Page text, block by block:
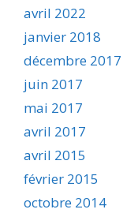
avril 2022
janvier 2018
décembre 2017
juin 2017
mai 2017
avril 2017
avril 2015
février 2015
octobre 2014